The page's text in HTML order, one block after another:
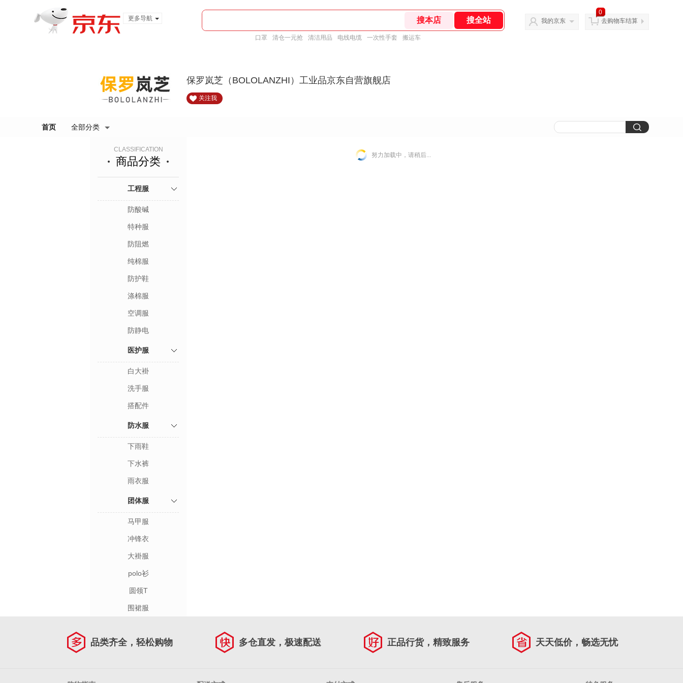
更多导航
口罩 清仓一元抢 清洁用品 电线电缆 一次性手套 搬运车
我的京东
0
去购物车结算
保罗岚芝（BOLOLANZHI）工业品京东自营旗舰店
关注我
首页 全部分类
CLASSIFICATION
商品分类
工程服
防酸碱
特种服
防阻燃
纯棉服
防护鞋
涤棉服
空调服
防静电
医护服
白大褂
洗手服
搭配件
防水服
下雨鞋
下水裤
雨衣服
团体服
马甲服
冲锋衣
大褂服
polo衫
圆领T
围裙服
努力加载中，请稍后...
品类齐全，轻松购物 多仓直发，极速配送 正品行货，精致服务 天天低价，畅选无忧